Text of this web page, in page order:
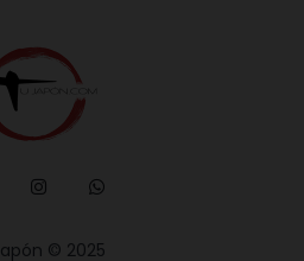
© 2025